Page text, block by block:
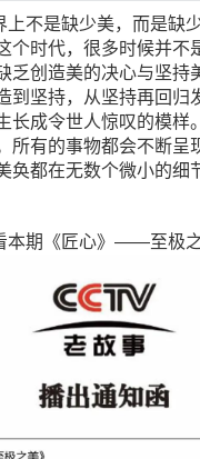
上不是缺少美，而是缺
个时代，很多时候并不
乏创造美的决心与坚持
到坚持，从坚持再回归
长成令世人惊叹的模样
所有的事物都会不断呈
奂都在无数个微小的细
本期《匠心》——至极